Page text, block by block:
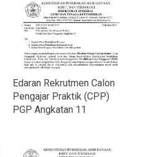
Edaran Rekrutmen Calon
Pengajar Praktik (CPP)
PGP Angkatan 11